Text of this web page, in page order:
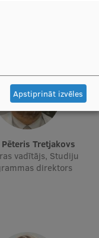
Pēteris Tretjakovs
vadītājs, Studiju
direktors
Apstiprināt izvēles